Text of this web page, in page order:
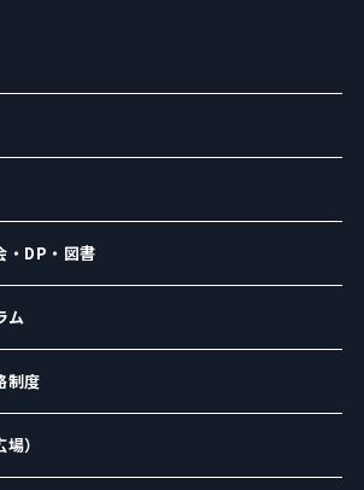
・DP・図書
ム
制度
）